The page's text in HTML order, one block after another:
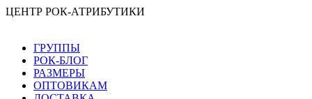
ЦЕНТР РОК-АТРИБУТИКИ
ГРУППЫ
РОК-БЛОГ
РАЗМЕРЫ
ОПТОВИКАМ